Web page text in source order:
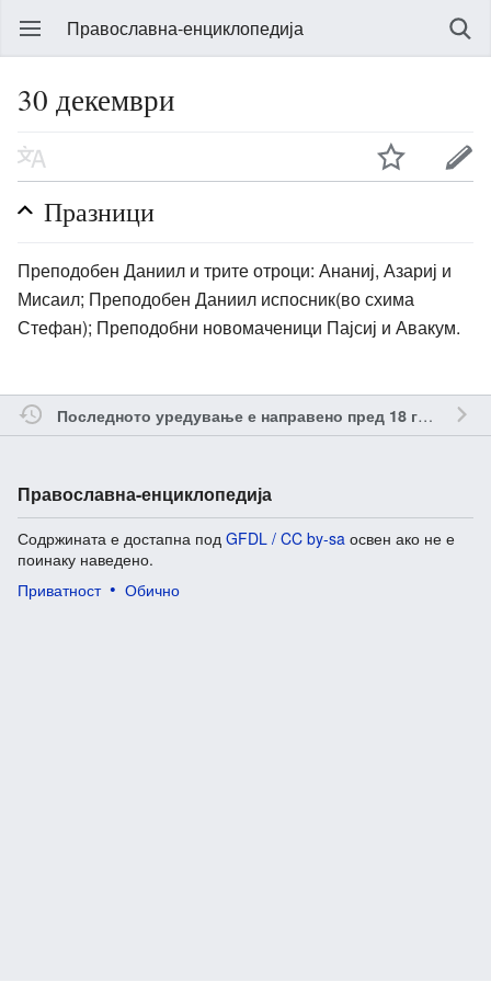
Православна-енциклопедија
30 декември
Празници
Преподобен Даниил и трите отроци: Ананиј, Азариј и
Мисаил; Преподобен Даниил испосник(во схима
Стефан); Преподобни новомаченици Пајсиј и Авакум.
Последното уредување е направено пред 18 години од
Православна-енциклопедија
Содржината е достапна под GFDL / CC by-sa освен ако не е
поинаку наведено.
Приватност
Обично